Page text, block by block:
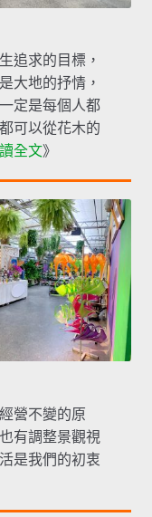
求的目標，
大地的抒情，
定是每個人都
可以從花木的
全文》
營不變的原
有調整景觀視
是我們的初衷